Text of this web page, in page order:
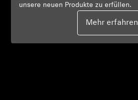
unsere neuen Produkte zu erfüllen.
Mehr erfahren